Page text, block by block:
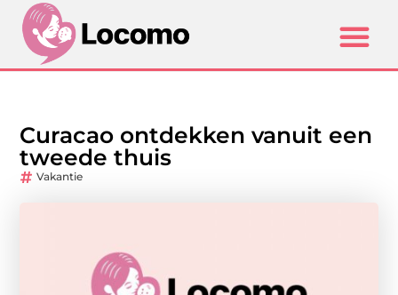
Curacao ontdekken vanuit een
tweede thuis
Vakantie